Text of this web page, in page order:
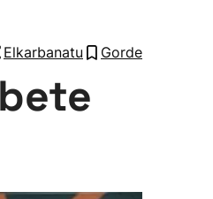
Elkarbanatu Gorde